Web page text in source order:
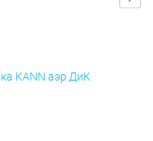
KANN аэр ДиК